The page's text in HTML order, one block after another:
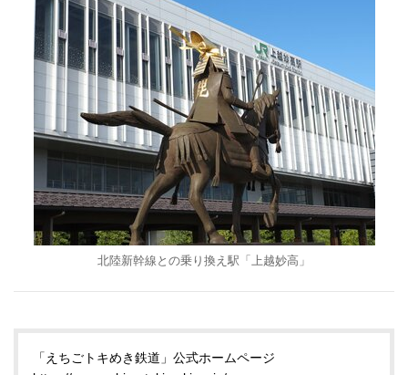
北陸新幹線との乗り換え駅「上越妙高」
「えちごトキめき鉄道」公式ホームページ